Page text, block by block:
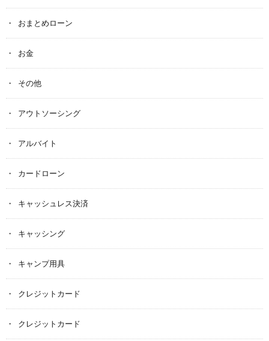
おまとめローン
お金
その他
アウトソーシング
アルバイト
カードローン
キャッシュレス決済
キャッシング
キャンプ用具
クレジットカード
クレジットカード